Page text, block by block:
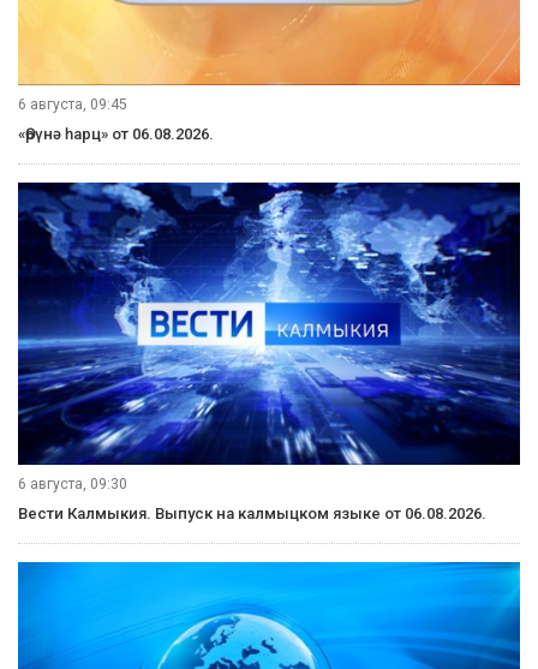
6 августа, 09:45
«Өрүнә һарц» от 06.08.2026.
6 августа, 09:30
Вести Калмыкия. Выпуск на калмыцком языке от 06.08.2026.